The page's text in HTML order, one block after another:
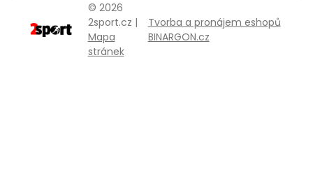
© 2026
2sport.cz |
Mapa
stránek
Tvorba a pronájem eshopů
BINARGON.cz